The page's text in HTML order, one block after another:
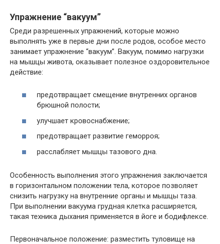
Упражнение “вакуум”
Среди разрешенных упражнений, которые можно
выполнять уже в первые дни после родов, особое место
занимает упражнение “вакуум”. Вакуум, помимо нагрузки
на мышцы живота, оказывает полезное оздоровительное
действие:
предотвращает смещение внутренних органов
брюшной полости;
улучшает кровоснабжение;
предотвращает развитие геморроя;
расслабляет мышцы тазового дна.
Особенность выполнения этого упражнения заключается
в горизонтальном положении тела, которое позволяет
снизить нагрузку на внутренние органы и мышцы таза.
При выполнении вакуума грудная клетка расширяется,
такая техника дыхания применяется в йоге и бодифлексе.
Первоначальное положение: разместить туловище на